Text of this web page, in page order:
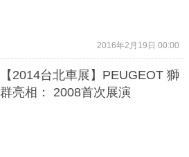
2016年2月19日 00:00
【2014台北車展】PEUGEOT 獅
群亮相： 2008首次展演